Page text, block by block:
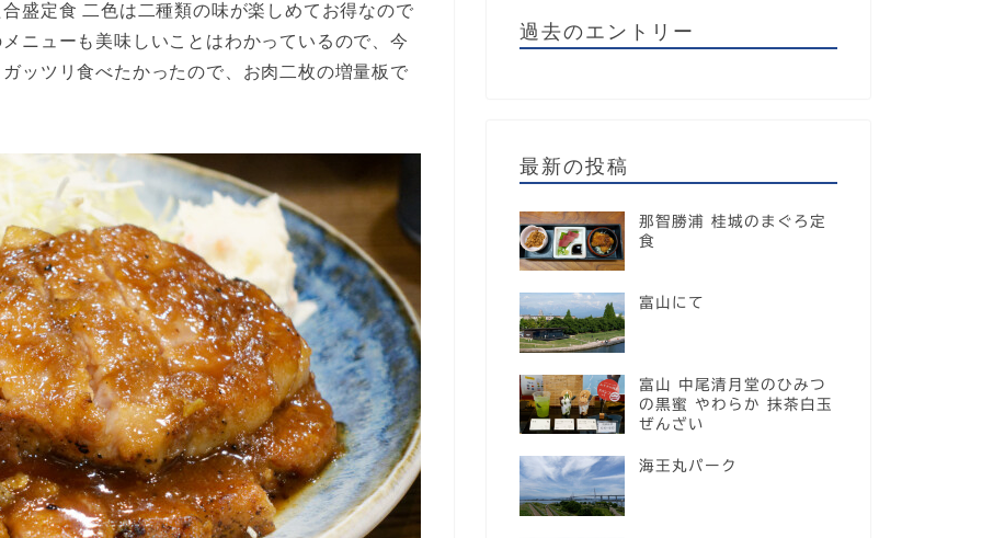
盛定食 二色は二種類の味が楽しめてお得なので
ニューも美味しいことはわかっているので、今
ッツリ食べたかったので、お肉二枚の増量板で
過去のエントリー
最新の投稿
那智勝浦 桂城のまぐろ定
食
富山にて
富山 中尾清月堂のひみつ
の黒蜜 やわらか 抹茶白玉
ぜんざい
海王丸パーク